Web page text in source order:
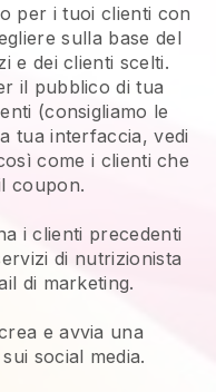
per i tuoi clienti con
sulla base del
e dei clienti scelti.
il pubblico di tua
(consigliamo le
tua interfaccia, vedi
come i clienti che
coupon.
i clienti precedenti
di nutrizionista
di marketing.
e avvia una
social media.